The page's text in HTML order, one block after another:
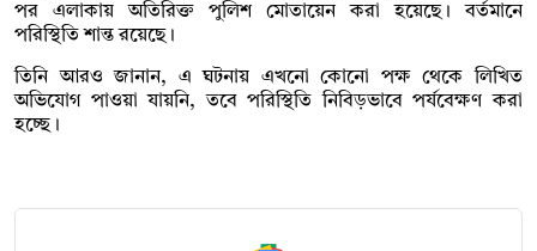
পর এলাকায় অতিরিক্ত পুলিশ মোতায়েন করা হয়েছে। বর্তমানে
পরিস্থিতি শান্ত রয়েছে।
‎তিনি আরও জানান, এ ঘটনায় এখনো কোনো পক্ষ থেকে লিখিত
অভিযোগ পাওয়া যায়নি, তবে পরিস্থিতি নিবিড়ভাবে পর্যবেক্ষণ করা
হচ্ছে।